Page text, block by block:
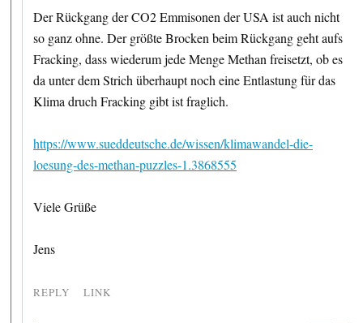
Der Rückgang der CO2 Emmisonen der USA ist auch nicht
so ganz ohne. Der größte Brocken beim Rückgang geht aufs
Fracking, dass wiederum jede Menge Methan freisetzt, ob es
da unter dem Strich überhaupt noch eine Entlastung für das
Klima druch Fracking gibt ist fraglich.
https://www.sueddeutsche.de/wissen/klimawandel-die-
loesung-des-methan-puzzles-1.3868555
Viele Grüße
Jens
REPLY LINK